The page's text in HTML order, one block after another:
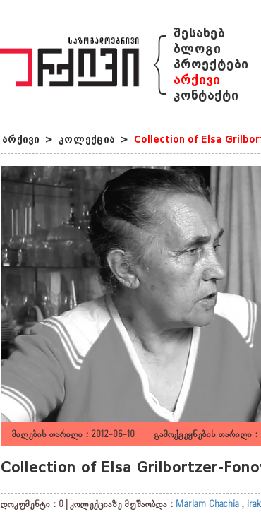
{ შესახებ
ბლოგი
პროექტები
არქივი
კონტაქტი
არქივი > კოლექცია > Collection of Elsa
მიღების თარიღი : 2012-06-10 გამოქვეყნების
Collection of Elsa Grilbortzer-
დოკუმენტი : 0 | კოლექციაზე მუშაობდა : Mariam Chachia ,